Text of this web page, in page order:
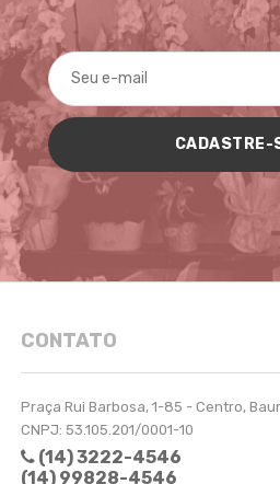
CADASTRE-
CONTATO
Praça Rui Barbosa, 1-85 - Centro,
CNPJ: 53.105.201/0001-10
(14) 3222-4546
(14) 99828-4546